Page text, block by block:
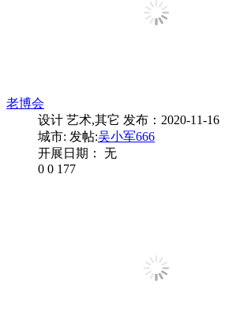
老博会
设计 艺术,其它 发布：2020-11-16
城市: 发帖:吴小军666
开展日期： 无
0 0 177